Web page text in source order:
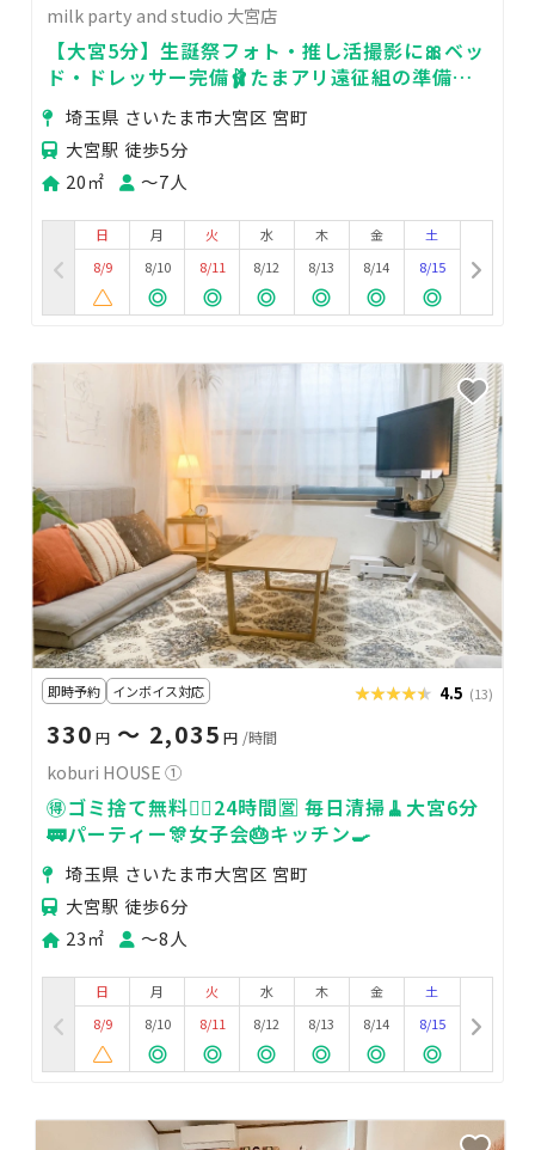
milk party and studio 大宮店
【大宮5分】生誕祭フォト・推し活撮影に🎀ベッ
ド・ドレッサー完備🩰たまアリ遠征組の準備・
待ち時間や女子会にも✨
埼玉県 さいたま市大宮区 宮町
大宮駅 徒歩5分
20㎡
〜7人
日
8/9
月
8/10
火
8/11
水
8/12
木
8/13
金
8/14
土
8/15
即時予約 インボイス対応 ★★★★★
★★★★★ 4.5 (13)
330 円 〜 2,035 円 /時間
koburi HOUSE ①
🉐ゴミ捨て無料🙆‍♀️24時間🈺 毎日清掃🧹大宮6分
🚃パーティー🎊女子会🎂キッチン🍳
埼玉県 さいたま市大宮区 宮町
大宮駅 徒歩6分
23㎡
〜8人
日
8/9
月
8/10
火
8/11
水
8/12
木
8/13
金
8/14
土
8/15